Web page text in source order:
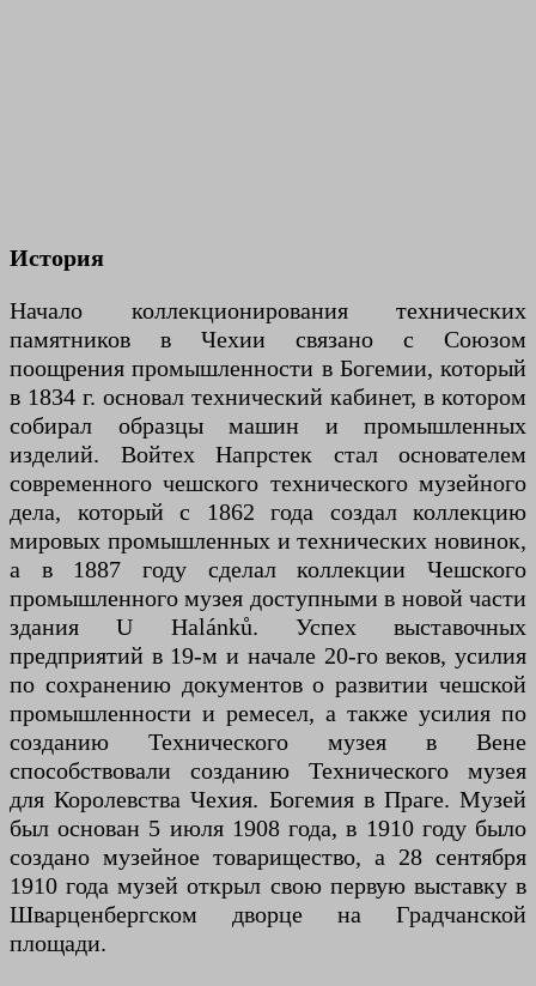
История
Начало коллекционирования технических
памятников в Чехии связано с Союзом
поощрения промышленности в Богемии, который
в 1834 г. основал технический кабинет, в котором
собирал образцы машин и промышленных
изделий. Войтех Напрстек стал основателем
современного чешского технического музейного
дела, который с 1862 года создал коллекцию
мировых промышленных и технических новинок,
а в 1887 году сделал коллекции Чешского
промышленного музея доступными в новой части
здания U Halánků. Успех выставочных
предприятий в 19-м и начале 20-го веков, усилия
по сохранению документов о развитии чешской
промышленности и ремесел, а также усилия по
созданию Технического музея в Вене
способствовали созданию Технического музея
для Королевства Чехия. Богемия в Праге. Музей
был основан 5 июля 1908 года, в 1910 году было
создано музейное товарищество, а 28 сентября
1910 года музей открыл свою первую выставку в
Шварценбергском дворце на Градчанской
площади.